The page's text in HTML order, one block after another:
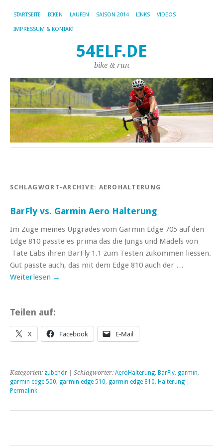
STARTSEITE BIKEN LAUFEN SAISON 2014 LINKS VIDEOS
IMPRESSUM & KONTAKT
54ELF.DE
bike & run
SCHLAGWORT-ARCHIVE: AEROHALTERUNG
BarFly vs. Garmin Aero Halterung
Im Zuge meines Upgrades vom Garmin Edge 705 auf den
Edge 810 passte es prima das die Jungs und Mädels von
Tate Labs ihren BarFly 1.1 zum Testen zukommen liessen.
Gut passte auch, das mit dem Edge 810 auch der …
Weiterlesen →
Teilen auf:
X Facebook E-Mail
Kategorien: zubehör | Schlagwörter: AeroHalterung, BarFly, garmin,
garmin edge 500, garmin edge 510, garmin edge 810, Halterung
Permalink